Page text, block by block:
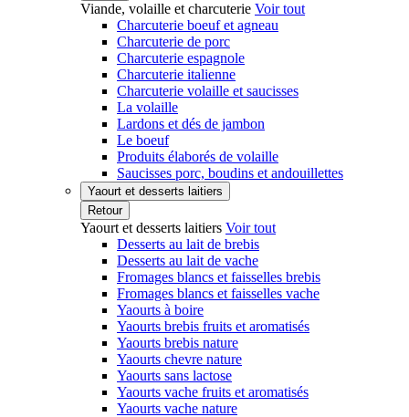
Viande, volaille et charcuterie Voir tout
Charcuterie boeuf et agneau
Charcuterie de porc
Charcuterie espagnole
Charcuterie italienne
Charcuterie volaille et saucisses
La volaille
Lardons et dés de jambon
Le boeuf
Produits élaborés de volaille
Saucisses porc, boudins et andouillettes
Yaourt et desserts laitiers
Retour
Yaourt et desserts laitiers Voir tout
Desserts au lait de brebis
Desserts au lait de vache
Fromages blancs et faisselles brebis
Fromages blancs et faisselles vache
Yaourts à boire
Yaourts brebis fruits et aromatisés
Yaourts brebis nature
Yaourts chevre nature
Yaourts sans lactose
Yaourts vache fruits et aromatisés
Yaourts vache nature